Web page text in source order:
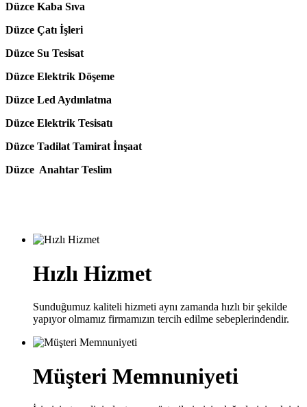
Düzce Kaba Sıva
Düzce Çatı İşleri
Düzce Su Tesisat
Düzce Elektrik Döşeme
Düzce Led Aydınlatma
Düzce Elektrik Tesisatı
Düzce Tadilat Tamirat İnşaat
Düzce Anahtar Teslim
Hızlı Hizmet
Sunduğumuz kaliteli hizmeti aynı zamanda hızlı bir şekilde
yapıyor olmamız firmamızın tercih edilme sebeplerindendir.
Müşteri Memnuniyeti